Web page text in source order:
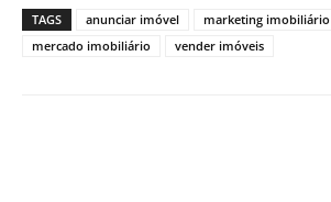
TAGS anunciar imóvel
marketing imobiliário
mercado imobiliário
vender imóveis